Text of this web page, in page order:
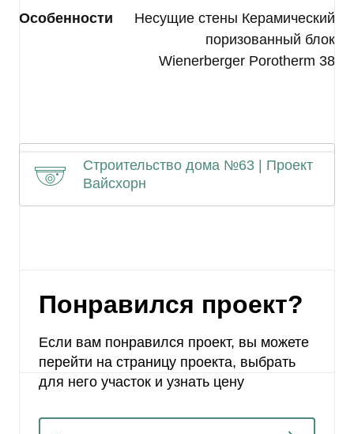
Особенности
Несущие стены Керамический
поризованный блок
Wienerberger Porotherm 38
Строительство дома №63 | Проект
Вайсхорн
Понравился проект?
Если вам понравился проект, вы можете
перейти на страницу проекта, выбрать
для него участок и узнать цену
Я согласен наобработку моих
Отправить